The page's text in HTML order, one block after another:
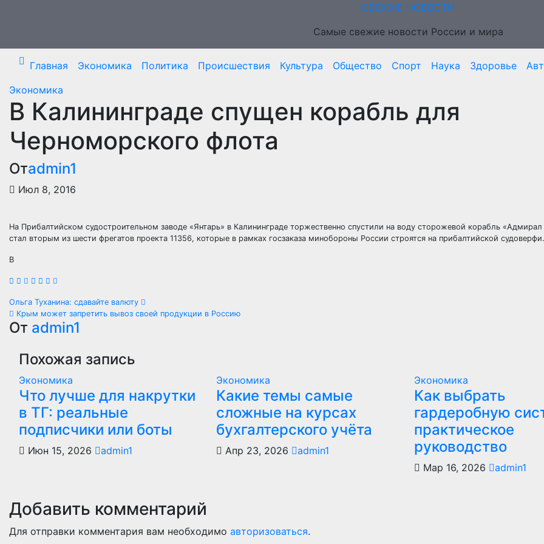
СВЕЖИЕ НОВОСТИ
Самые свежие новости России и мира
Главная Экономика Политика Происшествия Культура Общество Спорт Наука Здоровье
Экономика
В Калининграде спущен корабль для
Черноморского флота
Отadmin1
Июл 8, 2016
На Прибалтийском судостроительном заводе «Янтарь» в Калининграде торжественно спустили на воду сторожевой корабль
стал вторым из шести фрегатов проекта 11356, которые в рамках госзаказа минобороны России строятся на прибалтийской судоверфи.
В
Навигация
по
записям
Ольга Туханина: сдавайте валюту
Крым может запретить вывоз своей продукции в Россию
От admin1
Похожая запись
Экономика
Что лучше для накрутки
в ТГ: реальные
подписчики или боты
Июн 15, 2026 admin1
Экономика
Какие темы самые
сложные на курсах
бухгалтерского учёта
Апр 23, 2026 admin1
Экономика
Как выбрать
гардеробную
практическое
руководство
Мар 16, 2026 admin1
Добавить комментарий
Для отправки комментария вам необходимо авторизоваться.